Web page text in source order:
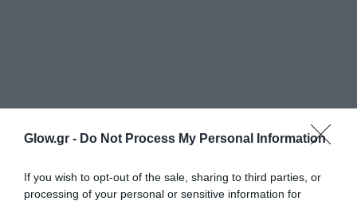
Glow.gr - Do Not Process My Personal Information
If you wish to opt-out of the sale, sharing to third parties, or
processing of your personal or sensitive information for